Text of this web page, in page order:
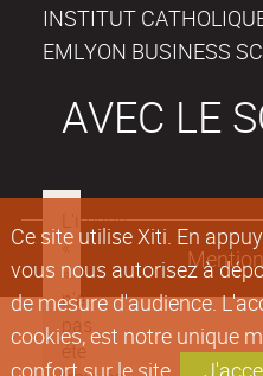
Ce site utilise Xiti. En
vous nous autorisez à
de mesure d'audience.
cookies, est notre unique
confort sur le site.
INSTITUT
EMLYON BUSINESS
AVEC LE